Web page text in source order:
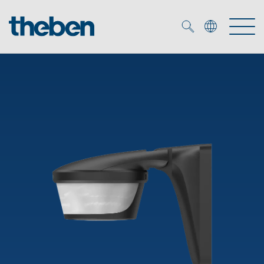
Smart Home
DALI
Aanwezigheids- en bewegingsmelders
OEM-oplossingen
OEM-experts
Oplossingen
Tijd- en lichtregeling